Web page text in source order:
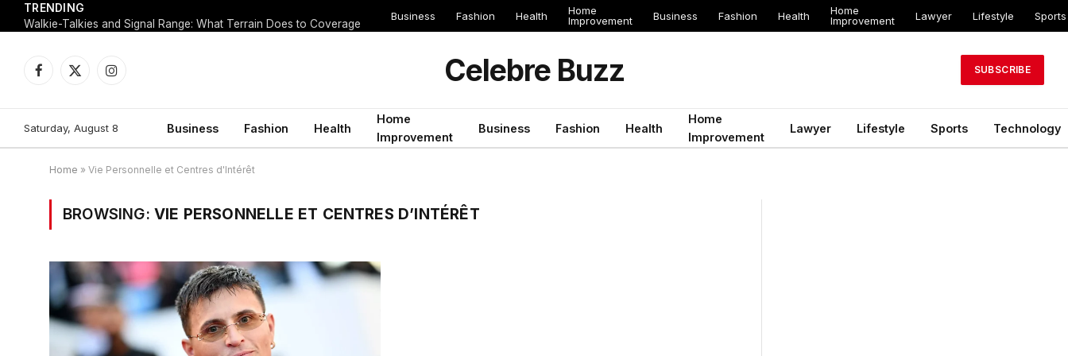
TRENDING
Walkie-Talkies and Signal Range: What Terrain Does to Coverage
Business Fashion Health
Home
Improvement
Business Fashion Health
Home
Improvement
Lawyer Lifestyle Sports
Facebook
X
Instagram Celebre Buzz SUBSCRIBE
Saturday, August 8 Business Fashion Health
Home
Improvement
Business Fashion Health
Home
Improvement
Lawyer Lifestyle Sports Technology
Home » Vie Personnelle et Centres d'Intérêt
BROWSING: VIE PERSONNELLE ET CENTRES D’INTÉRÊT